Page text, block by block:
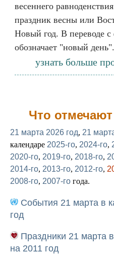
весеннего
праздник весны или
Новый год. В переводе с
обозначает "новый
узнать больше
Что
21 марта 2026 год, 21
календаре 2025-го, 2024-го,
2020-го, 2019-го, 2018-го,
2014-го, 2013-го, 2012-го,
2008-го, 2007-го года.
События 21 марта в
год
Праздники 21 марта
на 2011 год